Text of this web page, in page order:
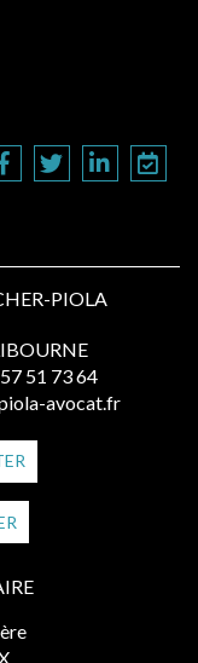
PIOLA
51 73 64
avocat.fr